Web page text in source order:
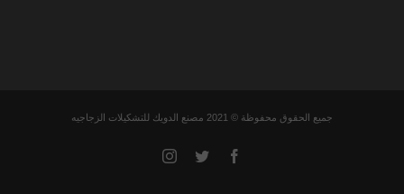
جميع الحقوق محفوظة © 2021 مصنع الدويك للتشكيلات الزجاجيه
Facebook
Twitter
Instagram